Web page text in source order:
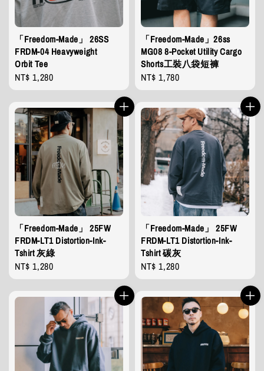
「Freedom-Made」 26SS
FRDM-04 Heavyweight
Orbit Tee
Regular
price
NT$ 1,280
「Freedom-Made」26ss
MG08 8-Pocket Utility Cargo
Shorts工裝八袋短褲
Regular
price
NT$ 1,780
「Freedom-Made」 25FW
FRDM-LT1 Distortion-Ink-
Tshirt 灰綠
Regular
price
NT$ 1,280
「Freedom-Made」 25FW
FRDM-LT1 Distortion-Ink-
Tshirt 碳灰
Regular
price
NT$ 1,280